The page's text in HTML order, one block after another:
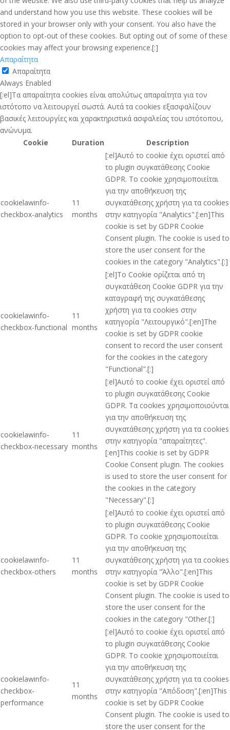
and understand how you use this website. These cookies will be
stored in your browser only with your consent. You also have the
option to opt-out of these cookies. But opting out of some of these
cookies may affect your browsing experience.[:]
Απαραίτητα
Απαραίτητα
Always Enabled
[:el]Τα απαραίτητα cookies είναι απολύτως απαραίτητα για τον
ιστότοπο να λειτουργεί σωστά. Αυτά τα cookies εξασφαλίζουν
βασικές λειτουργίες και χαρακτηριστικά ασφαλείας του ιστότοπου,
ανώνυμα.
Cookie
Duration Description
cookielawinfo-
checkbox-analytics
11
months
[:el]Αυτό το cookie έχει οριστεί από
το plugin συγκατάθεσης Cookie
GDPR. Το cookie χρησιμοποιείται
για την αποθήκευση της
συγκατάθεσης χρήστη για τα cookies
στην κατηγορία "Analytics".[:en]This
cookie is set by GDPR Cookie
Consent plugin. The cookie is used to
store the user consent for the
cookies in the category "Analytics".[:]
cookielawinfo-
checkbox-functional
11
months
[:el]Το Cookie ορίζεται από τη
συγκατάθεση Cookie GDPR για την
καταγραφή της συγκατάθεσης
χρήστη για τα cookies στην
κατηγορία "Λειτουργικό".[:en]The
cookie is set by GDPR cookie
consent to record the user consent
for the cookies in the category
"Functional".[:]
cookielawinfo-
checkbox-necessary
11
months
[:el]Αυτό το cookie έχει οριστεί από
το plugin συγκατάθεσης Cookie
GDPR. Τα cookies χρησιμοποιούνται
για την αποθήκευση της
συγκατάθεσης χρήστη για τα cookies
στην κατηγορία "απαραίτητες".
[:en]This cookie is set by GDPR
Cookie Consent plugin. The cookies
is used to store the user consent for
the cookies in the category
"Necessary".[:]
cookielawinfo-
checkbox-others
11
months
[:el]Αυτό το cookie έχει οριστεί από
το plugin συγκατάθεσης Cookie
GDPR. Το cookie χρησιμοποιείται
για την αποθήκευση της
συγκατάθεσης χρήστη για τα cookies
στην κατηγορία "Άλλο".[:en]This
cookie is set by GDPR Cookie
Consent plugin. The cookie is used to
store the user consent for the
cookies in the category "Other.[:]
cookielawinfo-
checkbox-
performance
11
months
[:el]Αυτό το cookie έχει οριστεί από
το plugin συγκατάθεσης Cookie
GDPR. Το cookie χρησιμοποιείται
για την αποθήκευση της
συγκατάθεσης χρήστη για τα cookies
στην κατηγορία "Απόδοση".[:en]This
cookie is set by GDPR Cookie
Consent plugin. The cookie is used to
store the user consent for the